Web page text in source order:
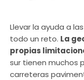
Llevar la ayuda a
todo un reto. La
propias
sur tienen muchos
carreteras